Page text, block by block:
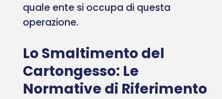
quale ente si occupa di questa
operazione.
Lo Smaltimento del
Cartongesso: Le
Normative di Riferimento